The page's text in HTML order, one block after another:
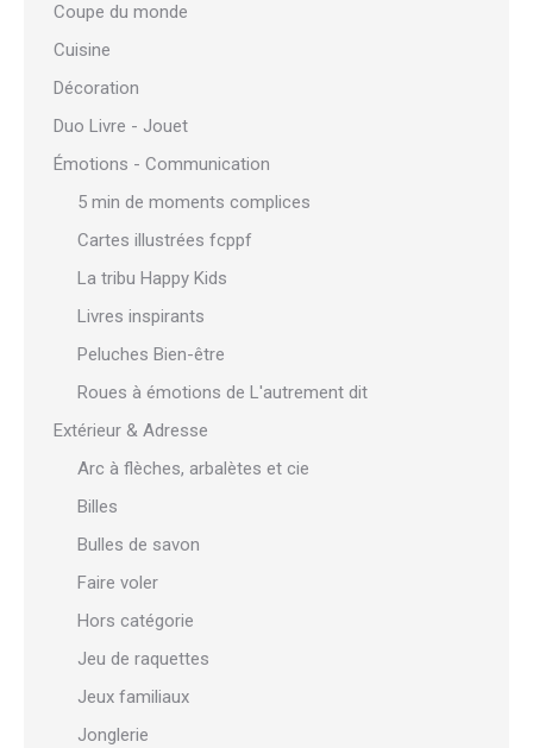
Coupe du monde
Cuisine
Décoration
Duo Livre - Jouet
Émotions - Communication
5 min de moments complices
Cartes illustrées fcppf
La tribu Happy Kids
Livres inspirants
Peluches Bien-être
Roues à émotions de L'autrement dit
Extérieur & Adresse
Arc à flèches, arbalètes et cie
Billes
Bulles de savon
Faire voler
Hors catégorie
Jeu de raquettes
Jeux familiaux
Jonglerie